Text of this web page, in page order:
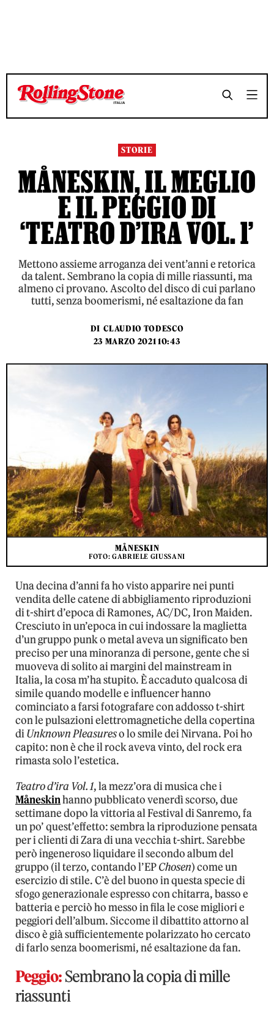
TEMPO DI LETTURA 7 MINUTI
TEMPO DI LETTURA 7 MINUTI
STORIE
MÅNESKIN, IL MEGLIO
E IL PEGGIO DI
‘TEATRO D’IRA VOL. 1’
Mettono assieme arroganza dei vent’anni e retorica
da talent. Sembrano la copia di mille riassunti, ma
almeno ci provano. Ascolto del disco di cui parlano
tutti, senza boomerismi, né esaltazione da fan
DI CLAUDIO TODESCO
23 MARZO 2021 10:43
MÅNESKIN
FOTO: GABRIELE GIUSSANI
Una decina d’anni fa ho visto apparire nei punti
vendita delle catene di abbigliamento riproduzioni
di t-shirt d’epoca di Ramones, AC/DC, Iron Maiden.
Cresciuto in un’epoca in cui indossare la maglietta
d’un gruppo punk o metal aveva un significato ben
preciso per una minoranza di persone, gente che si
muoveva di solito ai margini del mainstream in
Italia, la cosa m’ha stupito. È accaduto qualcosa di
simile quando modelle e influencer hanno
cominciato a farsi fotografare con addosso t-shirt
con le pulsazioni elettromagnetiche della copertina
diUnknown Pleasureso lo smile dei Nirvana. Poi ho
capito: non è che il rock aveva vinto, del rock era
rimasta solo l’estetica.
Teatro d’ira Vol. 1, la mezz’ora di musica che i
Måneskinhanno pubblicato venerdì scorso, due
settimane dopo la vittoria al Festival di Sanremo, fa
un po’ quest’effetto: sembra la riproduzione pensata
per i clienti di Zara di una vecchia t-shirt. Sarebbe
però ingeneroso liquidare il secondo album del
gruppo (il terzo, contando l’EPChosen) come un
esercizio di stile. C’è del buono in questa specie di
sfogo generazionale espresso con chitarra, basso e
batteria e perciò ho messo in fila le cose migliori e
peggiori dell’album. Siccome il dibattito attorno al
disco è già sufficientemente polarizzato ho cercato
di farlo senza boomerismi, né esaltazione da fan.
Peggio:Sembrano la copia di mille
riassunti